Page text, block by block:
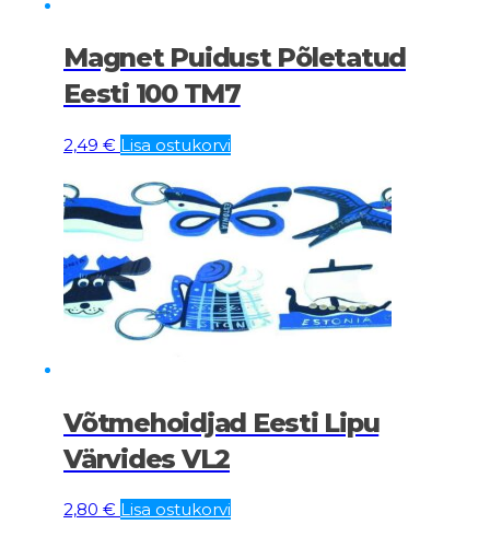
Magnet Puidust Põletatud
Eesti 100 TM7
2,49 € Lisa ostukorvi
Võtmehoidjad Eesti Lipu
Värvides VL2
2,80 € Lisa ostukorvi